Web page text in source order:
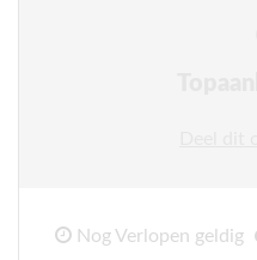
Nog Verlopen geldig